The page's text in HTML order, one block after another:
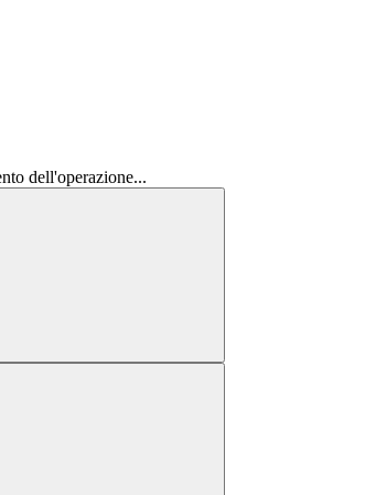
dell'operazione...